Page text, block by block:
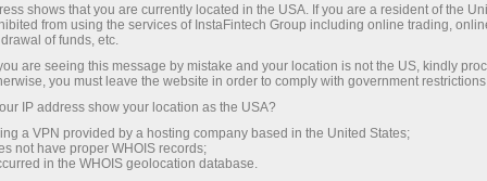
14.05.2020: Analisis Forex &
Kajian: Instaforex Daily Analysis -
14th May 2020
perdagangan
shows that you are currently located in the USA. If you are a resident of the
from using the services of InstaFintech Group including online trading,
of funds, etc.
are seeing this message by mistake and your location is not the US, kindly
you must leave the website in order to comply with government
IP address show your location as the USA?
a VPN provided by a hosting company based in the United States;
not have proper WHOIS records;
in the WHOIS geolocation database.